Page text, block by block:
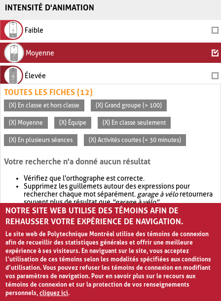
INTENSITÉ D'ANIMATION
Faible
Moyenne
Élevée
TOUTES LES FICHES (12)
(X) En classe et hors classe (X) Grand groupe (> 100)
(X) Moyenne (X) Équipe (X) En classe seulement
(X) En plusieurs séances (X) Activités courtes (< 30 minutes)
Votre recherche n'a donné aucun résultat
Vérifiez que l'orthographe est correcte.
Supprimez les guillemets autour des expressions pour
rechercher chaque mot séparément. garage à véloretournera
souvent plus de résultat que"garage à vélo".
Envisagez d'élargir votre recherche avec OR.garage OR vélo
retournera souvent plus de résultat quegarage à vélo
NOTRE SITE WEB UTILISE DES TÉMOINS AFIN DE
REHAUSSER VOTRE EXPÉRIENCE DE NAVIGATION.
Le site web de Polytechnique Montréal utilise des témoins de connexion
afin de recueillir des statistiques générales et offrir une meilleure
expérience à ses visiteurs. En naviguant sur le site, vous acceptez
l’utilisation de ces témoins selon les modalités spécifiées aux conditions
d’utilisation. Vous pouvez refuser les témoins de connexion en modifiant
vos paramètres de navigation. Pour en savoir plus sur le recours aux
témoins de connexion et sur la protection de vos renseignements
personnels,cliquez ici.